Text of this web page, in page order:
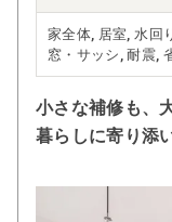
家全体, 居室, 水回
窓・サッシ, 耐震,
小さな補修も、
暮らしに寄り添